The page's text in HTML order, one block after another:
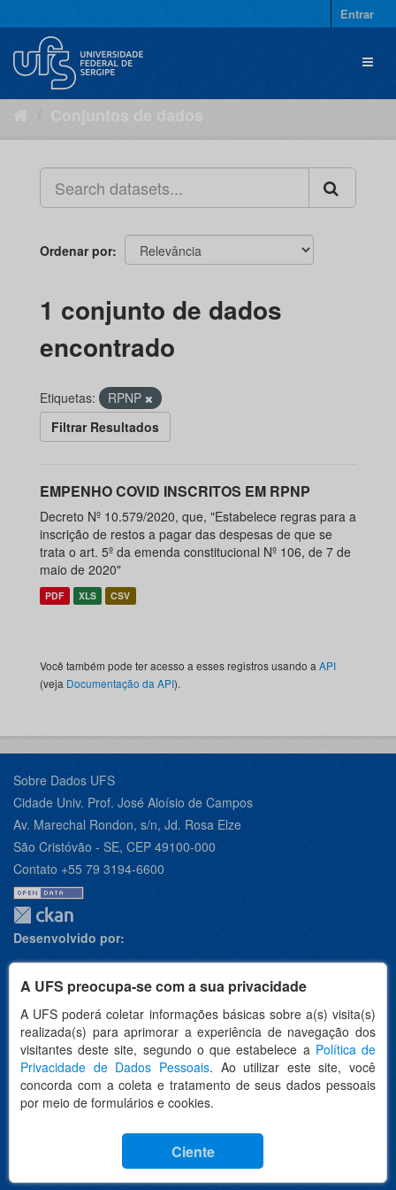
para
conteúdo
A UFS preocupa-se com a sua privacidade
A UFS poderá coletar informações básicas sobre a(s) visita(s)
realizada(s) para aprimorar a experiência de navegação dos
visitantes deste site, segundo o que estabelece a Política de
Privacidade de Dados Pessoais. Ao utilizar este site, você
concorda com a coleta e tratamento de seus dados pessoais
por meio de formulários e cookies.
Ciente
Entrar
Ordenar por
1 conjunto de dados
encontrado
Etiquetas:
RPNP
Filtrar Resultados
EMPENHO COVID INSCRITOS EM RPNP
Decreto Nº 10.579/2020, que, "Estabelece regras para a
inscrição de restos a pagar das despesas de que se
trata o art. 5º da emenda constitucional Nº 106, de 7 de
maio de 2020"
PDF XLS CSV
Você também pode ter acesso a esses registros usando a API
(veja Documentação da API).
Sobre Dados UFS
Cidade Univ. Prof. José Aloísio de Campos
Av. Marechal Rondon, s/n, Jd. Rosa Elze
São Cristóvão - SE, CEP 49100-000
Contato +55 79 3194-6600
Desenvolvido por:
Apoio: